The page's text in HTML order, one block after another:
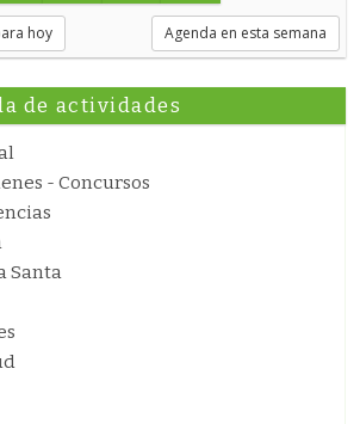
hoy Agenda en esta semana
de actividades
- Concursos
Santa